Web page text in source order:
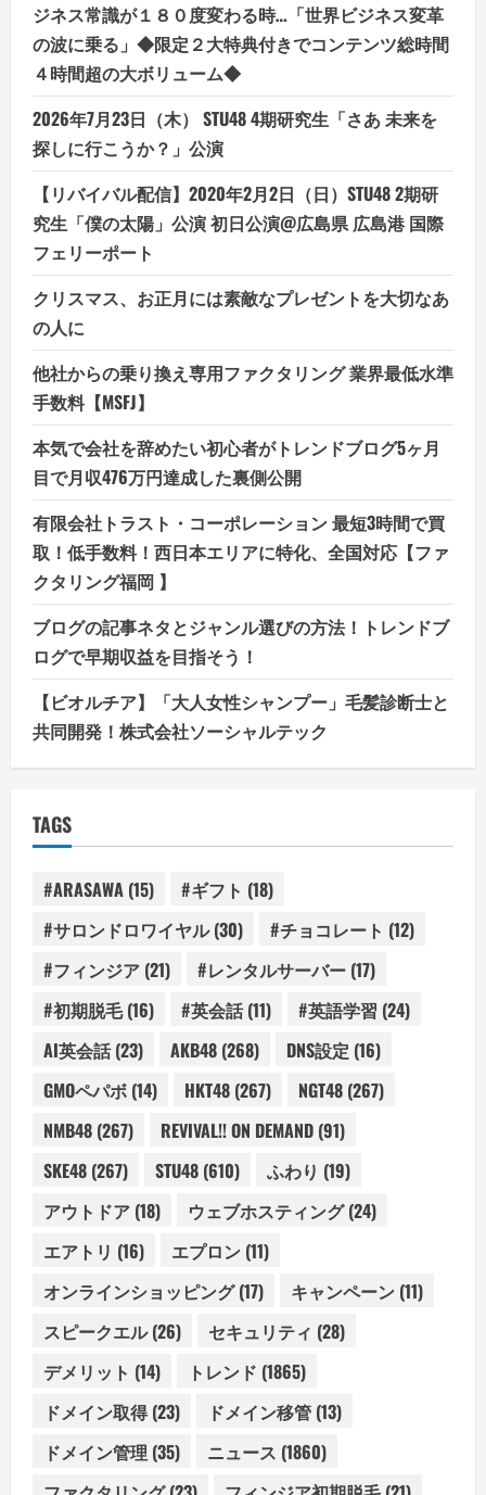
ジネス常識が１８０度変わる時…「世界ビジネス変革
の波に乗る」◆限定２大特典付きでコンテンツ総時間
４時間超の大ボリューム◆
2026年7月23日（木） STU48 4期研究生「さあ 未来を
探しに行こうか？」公演
【リバイバル配信】2020年2月2日（日）STU48 2期研
究生「僕の太陽」公演 初日公演@広島県 広島港 国際
フェリーポート
クリスマス、お正月には素敵なプレゼントを大切なあ
の人に
他社からの乗り換え専用ファクタリング 業界最低水準
手数料【MSFJ】
本気で会社を辞めたい初心者がトレンドブログ5ヶ月
目で月収476万円達成した裏側公開
有限会社トラスト・コーポレーション 最短3時間で買
取！低手数料！西日本エリアに特化、全国対応【ファ
クタリング福岡 】
ブログの記事ネタとジャンル選びの方法！トレンドブ
ログで早期収益を目指そう！
【ビオルチア】「大人女性シャンプー」毛髪診断士と
共同開発！株式会社ソーシャルテック
TAGS
#ARASAWA (15) #ギフト (18)
#サロンドロワイヤル(30) #チョコレート (12)
#フィンジア (21) #レンタルサーバー (17)
#初期脱毛(16) #英会話(11) #英語学習 (24)
AI英会話(23) AKB48 (268) DNS設定 (16)
GMOペパボ (14) HKT48 (267) NGT48 (267)
NMB48 (267) REVIVAL!! ON DEMAND (91)
SKE48 (267) STU48 (610) ふわり (19)
アウトドア (18) ウェブホスティング(24)
エアトリ (16) エプロン (11)
オンラインショッピング(17) キャンペーン (11)
スピークエル(26) セキュリティ (28)
デメリット (14) トレンド (1865)
ドメイン取得(23) ドメイン移管 (13)
ドメイン管理 (35) ニュース (1860)